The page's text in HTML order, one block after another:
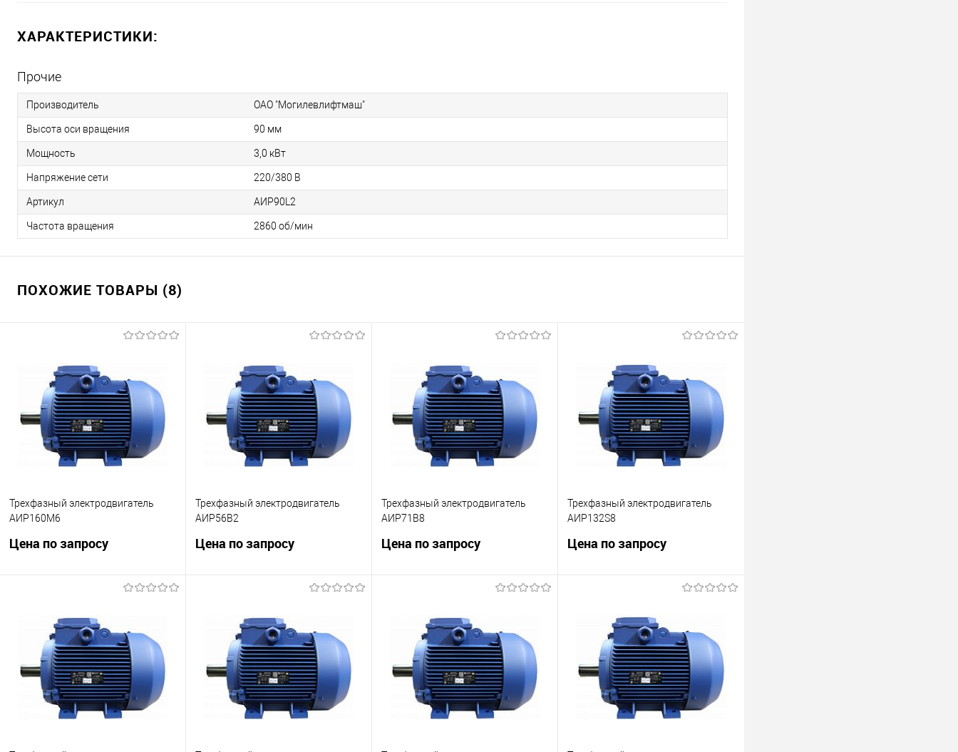
ХАРАКТЕРИСТИКИ:
Прочие
Производитель ОАО "Могилевлифтмаш"
Высота оси вращения 90 мм
Мощность 3,0 кВт
Напряжение сети 220/380 В
Артикул АИР90L2
Частота вращения 2860 об/мин
ПОХОЖИЕ ТОВАРЫ (8)
Трехфазный электродвигатель
АИР160М6
Цена по запросу
Частота вращения 970 об/мин
Запросить цену
Купить в 1 клик
Сравнить
В избранное
Недоступно
Трехфазный электродвигатель
АИР56В2
Цена по запросу
Частота вращения 2700 об/мин
Запросить цену
Купить в 1 клик
Сравнить
В избранное
Недоступно
Трехфазный электродвигатель
АИР71В8
Цена по запросу
Частота вращения 690 об/мин
Запросить цену
Купить в 1 клик
Сравнить
В избранное
Недоступно
Трехфазный электродвигатель
АИР132S8
Цена по запросу
Частота вращения 710 об/мин
Запросить цену
Купить в 1 клик
Сравнить
В избранное
Недоступно